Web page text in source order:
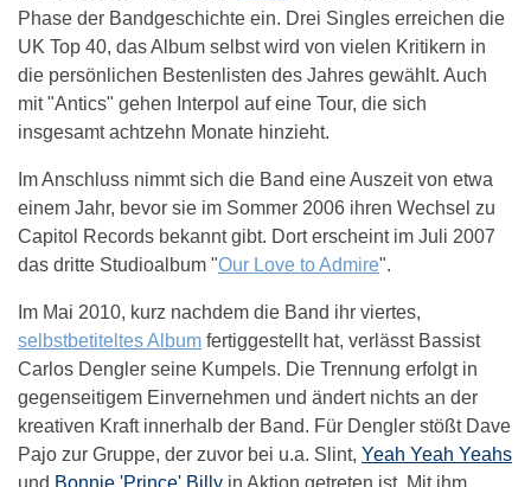
Phase der Bandgeschichte ein. Drei Singles erreichen die
UK Top 40, das Album selbst wird von vielen Kritikern in
die persönlichen Bestenlisten des Jahres gewählt. Auch
mit "Antics" gehen Interpol auf eine Tour, die sich
insgesamt achtzehn Monate hinzieht.
Im Anschluss nimmt sich die Band eine Auszeit von etwa
einem Jahr, bevor sie im Sommer 2006 ihren Wechsel zu
Capitol Records bekannt gibt. Dort erscheint im Juli 2007
das dritte Studioalbum "Our Love to Admire".
Im Mai 2010, kurz nachdem die Band ihr viertes,
selbstbetiteltes Album fertiggestellt hat, verlässt Bassist
Carlos Dengler seine Kumpels. Die Trennung erfolgt in
gegenseitigem Einvernehmen und ändert nichts an der
kreativen Kraft innerhalb der Band. Für Dengler stößt Dave
Pajo zur Gruppe, der zuvor bei u.a. Slint, Yeah Yeah Yeahs
und Bonnie 'Prince' Billy in Aktion getreten ist. Mit ihm